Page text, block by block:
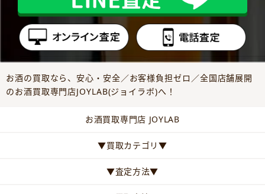
お酒の買取なら、安心・安全／お客様負担ゼロ／全国店舗展開
のお酒買取専門店JOYLAB(ジョイラボ)へ！
お酒買取専門店 JOYLAB
▼買取カテゴリ▼
▼査定方法▼